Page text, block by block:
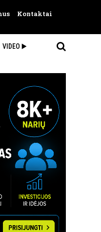
Kontaktai
VIDEO ▶️